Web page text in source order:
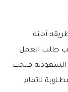
أمنه
طلب العمل
السعودية فيجب
لاتمام